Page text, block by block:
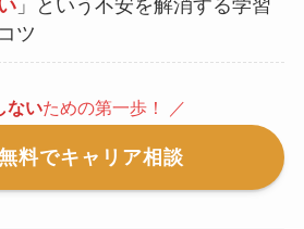
」という不安を解消する学習
ツ
ないための第一歩！ ／
料でキャリア相談